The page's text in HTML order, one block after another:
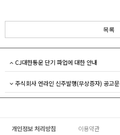
목록
CJ대한통운 단기 파업에 대한 안내
주식회사 엔라인 신주발행(무상증자) 공고문
개인정보 처리방침 이용약관